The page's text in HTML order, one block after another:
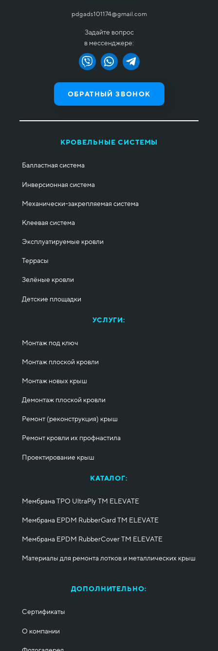
pdgads101174@gmail.com
Задайте вопрос
в мессенджере:
ОБРАТНЫЙ ЗВОНОК
КРОВЕЛЬНЫЕ СИСТЕМЫ
Балластная система
Инверсионная система
Механически-закрепляемая система
Клеевая система
Эксплуатируемые кровли
Террасы
Зелёные кровли
Детские площадки
УСЛУГИ:
Монтаж под ключ
Монтаж плоской кровли
Монтаж новых крыш
Демонтаж плоской кровли
Ремонт (реконструкция) крыш
Ремонт кровли их профнастила
Проектирование крыш
КАТАЛОГ:
Мембрана TPO UltraPly ТМ ELEVATE
Мембрана EPDM RubberGard ТМ ELEVATE
Мембрана EPDM RubberCover ТМ ELEVATE
Материалы для ремонта лотков и металлических крыш
ДОПОЛНИТЕЛЬНО:
Сертификаты
О компании